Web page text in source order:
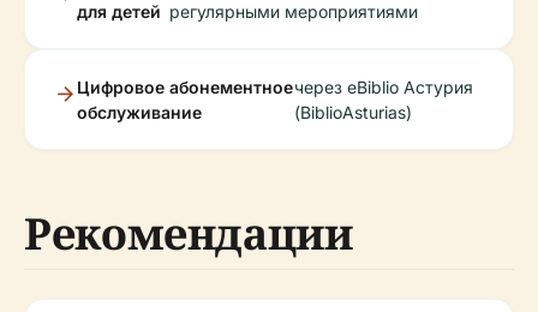
для детей регулярными мероприятиями
Цифровое абонементное
обслуживание
через eBiblio Астурия
(BiblioAsturias)
Рекомендации